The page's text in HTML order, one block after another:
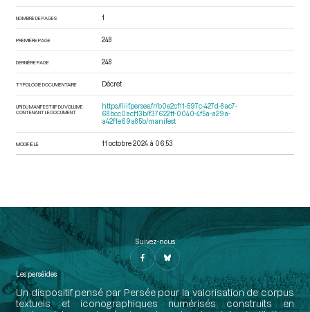
NOMBRE DE PAGES 1
PREMIÈRE PAGE 248
DERNIÈRE PAGE 248
TYPOLOGIE DOCUMENTAIRE Décret
URI DU MANIFEST IIIF DU VOLUME
CONTENANT LE DOCUMENT
https://iiif.persee.fr/b0e2cf11-597c-427d-8ac7-
68bcc0acf13b/f37622ff-0040-4f5a-a29a-
a42f1e69a85b/manifest
MODIFIÉ LE 11 octobre 2024 à 06:53
Suivez-nous
Les perséides
Un dispositif pensé par Persée pour la valorisation de corpus
textuels et iconographiques numérisés construits en